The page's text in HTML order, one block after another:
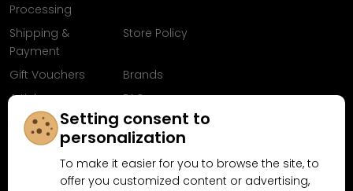
Processing
Shipping &
Payment
Store Policy
Gift Vouchers
Brands
Articles
FAQ
Follow us on
Facebook
Setting consent to
personalization
To make it easier for you to browse the site, to
offer you customized content or advertising,